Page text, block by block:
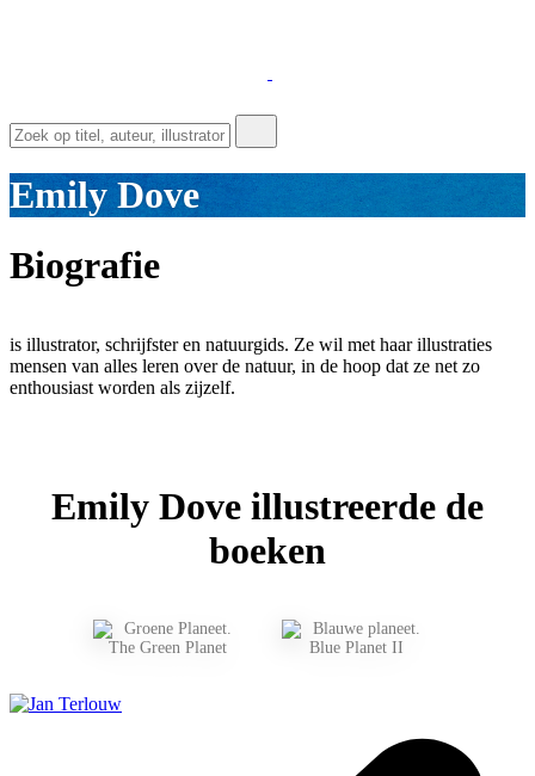
Emily Dove
Biografie
is illustrator, schrijfster en natuurgids. Ze wil met haar illustraties
mensen van alles leren over de natuur, in de hoop dat ze net zo
enthousiast worden als zijzelf.
Emily Dove illustreerde de
boeken